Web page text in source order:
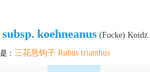
koehneanus (Focke) Koidz.
： 三花悬钩子 Rubus trianthus